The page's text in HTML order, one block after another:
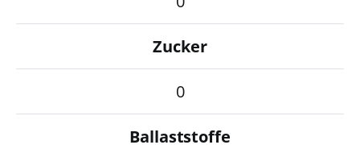
Zucker
0
Ballaststoffe